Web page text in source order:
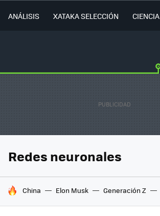
ANÁLISIS XATAKA SELECCIÓN CIENCIA
Redes neuronales
HOY SE HABLA DE
China Elon Musk Generación Z